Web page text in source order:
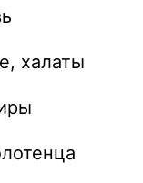
халаты